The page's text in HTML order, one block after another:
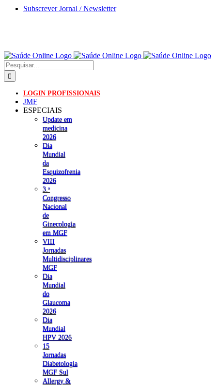
Skip
Subscrever Jornal / Newsletter
Pesquisar
LOGIN PROFISSIONAIS
JMF
ESPECIAIS
Update em
medicina
2026
Dia
Mundial
da
Esquizofrenia
2026
3.ᵒ
Congresso
Nacional
de
Ginecologia
em MGF
VIII
Jornadas
Multidisciplinares
MGF
Dia
Mundial
do
Glaucoma
2026
Dia
Mundial
HPV 2026
15
Jornadas
Diabetologia
MGF Sul
Allergy &